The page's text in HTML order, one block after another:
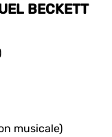
BECKETT
musicale)